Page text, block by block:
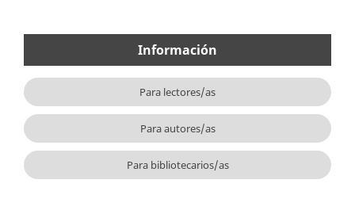
Información
Para lectores/as
Para autores/as
Para bibliotecarios/as